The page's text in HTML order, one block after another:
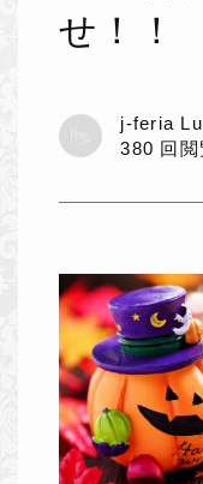
せ！！
j-feria
380 回閲